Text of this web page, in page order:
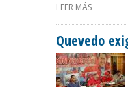
LEER MÁS
Quevedo